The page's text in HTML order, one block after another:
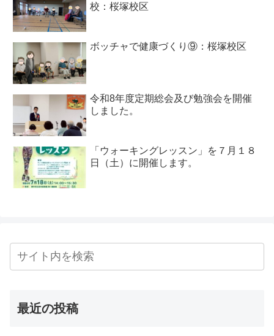
校：桜塚校区
ボッチャで健康づくり⑨：桜塚校区
令和8年度定期総会及び勉強会を開催
しました。
「ウォーキングレッスン」を７月１８
日（土）に開催します。
最近の投稿